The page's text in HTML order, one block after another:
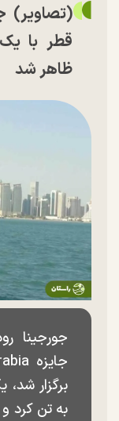
قطر با
ظاهر شد
جورجینا
به تن کرد